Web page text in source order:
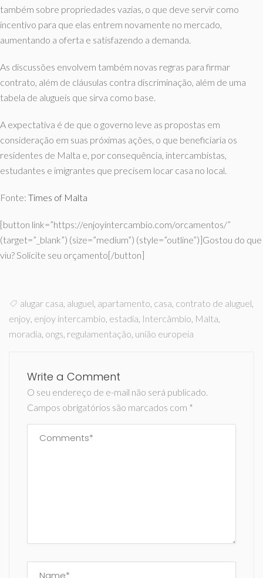
também sobre propriedades vazias, o que deve servir como
incentivo para que elas entrem novamente no mercado,
aumentando a oferta e satisfazendo a demanda.
As discussões envolvem também novas regras para firmar
contrato, além de cláusulas contra discriminação, além de uma
tabela de alugueis que sirva como base.
A expectativa é de que o governo leve as propostas em
consideração em suas próximas ações, o que beneficiaria os
residentes de Malta e, por consequência, intercambistas,
estudantes e imigrantes que precisem locar casa no local.
Fonte: Times of Malta
[button link=”https://enjoyintercambio.com/orcamentos/”
(target=”_blank”) (size=”medium”) (style=”outline”)]Gostou do que
viu? Solicite seu orçamento[/button]
alugar casa aluguel apartamento casa contrato de aluguel
enjoy enjoy intercambio estadia Intercâmbio Malta
moradia ongs regulamentação união europeia
Write a Comment
O seu endereço de e-mail não será publicado.
Campos obrigatórios são marcados com *